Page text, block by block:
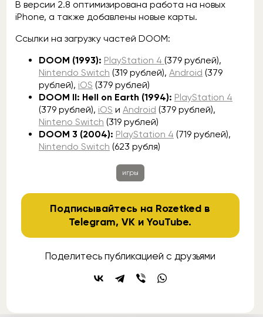
В версии 2.8 оптимизирована работа на новых
iPhone, а также добавлены новые карты.
Ссылки на загрузку частей DOOM:
DOOM (1993): PlayStation 4 (379 рублей),
Nintendo Switch (319 рублей), Android (379
рублей), iOS (379 рублей)
DOOM II: Hell on Earth (1994): PlayStation 4
(379 рублей), iOS и Android (379 рублей),
Ninteno Switch (319 рублей)
DOOM 3 (2004): PlayStation 4 (719 рублей),
Nintendo Switch (623 рубля)
игры
Подписывайтесь на Rozetked в
Telegram,VK иYouTube.
Поделитесь публикацией с друзьями